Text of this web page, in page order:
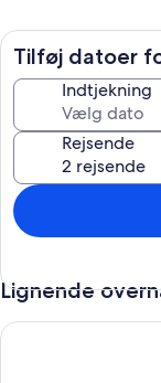
fuldt udstyret
omklædningsrum, et
De fælles områder
Tilføj datoer
Indtjekning
Rejsende
Lignende
Fantastisk